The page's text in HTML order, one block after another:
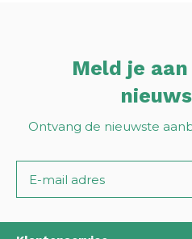
Meld je
Ontvang de nieuwste